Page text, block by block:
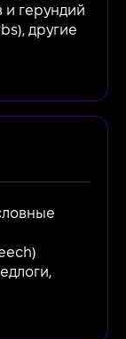
герундий
другие